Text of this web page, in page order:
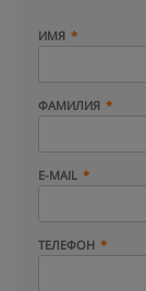
ИМЯ
ФАМИЛИЯ
E-MAIL
ТЕЛЕФОН